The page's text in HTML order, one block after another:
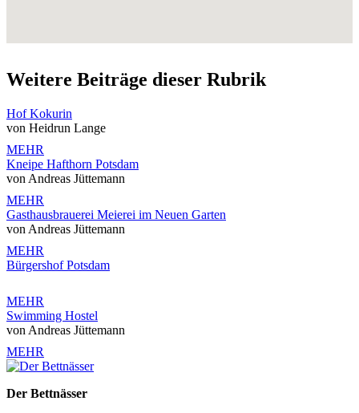
Weitere Beiträge dieser Rubrik
Hof Kokurin
von Heidrun Lange
MEHR
Kneipe Hafthorn Potsdam
von Andreas Jüttemann
MEHR
Gasthausbrauerei Meierei im Neuen Garten
von Andreas Jüttemann
MEHR
Bürgershof Potsdam
MEHR
Swimming Hostel
von Andreas Jüttemann
MEHR
Der Bettnässer